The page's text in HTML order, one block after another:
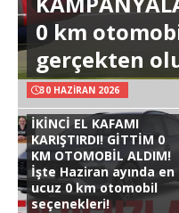
0 km
gerçekten
30 HAZIRAN 2026
İKİNCİ EL KAFAMI
KARIŞTIRDI! GİTTİM 0
KM OTOMOBİL ALDIM!
İşte Haziran ayında en
ucuz 0 km otomobil
seçenekleri!